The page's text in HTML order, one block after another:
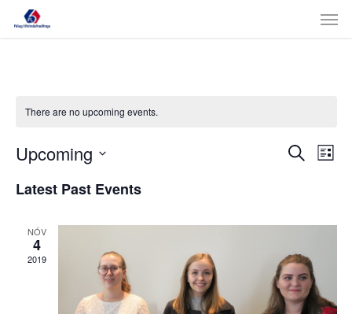
There are no upcoming events.
Events
Views
SearchList
Upcoming
date.
Latest Past Events
NÓV
4
2019